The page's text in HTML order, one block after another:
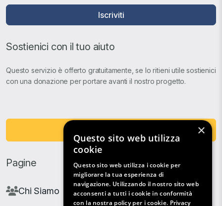
Iscriviti
Sostienici con il tuo aiuto
Questo servizio è offerto gratuitamente, se lo ritieni utile sostienici
con una donazione per portare avanti il nostro progetto.
Pagine
Chi Siamo
×
Questo sito web utilizza
cookie
Questo sito web utilizza i cookie per
migliorare la tua esperienza di
navigazione. Utilizzando il nostro sito web
acconsenti a tutti i cookie in conformità
con la nostra policy per i cookie. Privacy